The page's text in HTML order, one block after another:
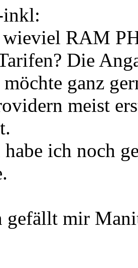
RAM
Die
ganz
meist
habe ich noch
gefällt mir